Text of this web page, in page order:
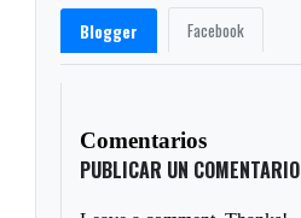
Blogger Facebook
Comentarios
PUBLICAR UN COMENTARIO